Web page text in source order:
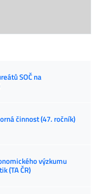
SOČ na
činnost (47. ročník)
výzkumu
(TA ČR)